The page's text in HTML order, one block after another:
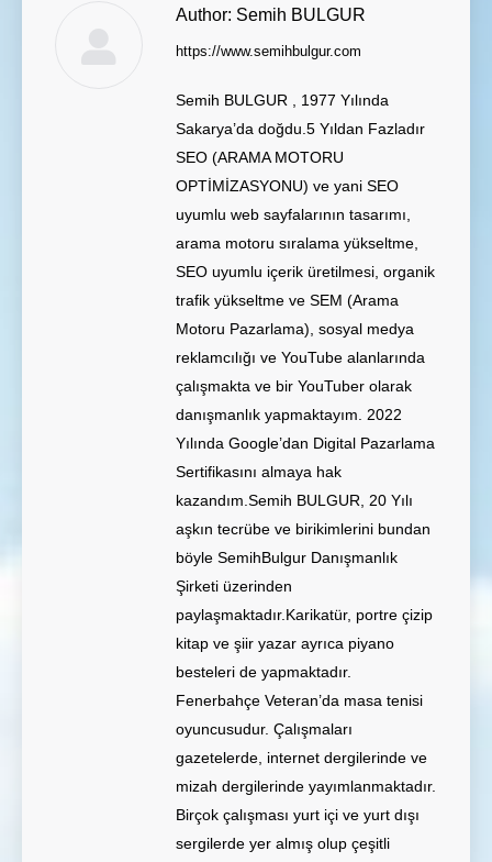
Author: Semih BULGUR
https://www.semihbulgur.com
Semih BULGUR , 1977 Yılında
Sakarya’da doğdu.5 Yıldan Fazladır
SEO (ARAMA MOTORU
OPTİMİZASYONU) ve yani SEO
uyumlu web sayfalarının tasarımı,
arama motoru sıralama yükseltme,
SEO uyumlu içerik üretilmesi, organik
trafik yükseltme ve SEM (Arama
Motoru Pazarlama), sosyal medya
reklamcılığı ve YouTube alanlarında
çalışmakta ve bir YouTuber olarak
danışmanlık yapmaktayım. 2022
Yılında Google’dan Digital Pazarlama
Sertifikasını almaya hak
kazandım.Semih BULGUR, 20 Yılı
aşkın tecrübe ve birikimlerini bundan
böyle SemihBulgur Danışmanlık
Şirketi üzerinden
paylaşmaktadır.Karikatür, portre çizip
kitap ve şiir yazar ayrıca piyano
besteleri de yapmaktadır.
Fenerbahçe Veteran’da masa tenisi
oyuncusudur. Çalışmaları
gazetelerde, internet dergilerinde ve
mizah dergilerinde yayımlanmaktadır.
Birçok çalışması yurt içi ve yurt dışı
sergilerde yer almış olup çeşitli